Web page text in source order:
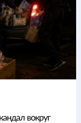
вокруг